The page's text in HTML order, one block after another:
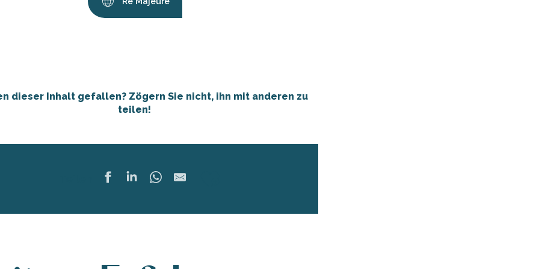
dieser Inhalt gefallen? Zögern Sie nicht, ihn mit anderen zu
teilen!